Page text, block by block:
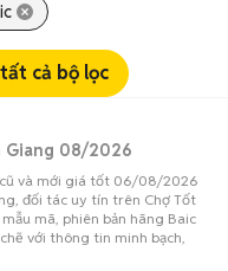
cả bộ lọc
Giang 08/2026
cũ và mới giá tốt 06/08/2026
đối tác uy tín trên Chợ Tốt
mã, phiên bản hãng Baic
với thông tin minh bạch,